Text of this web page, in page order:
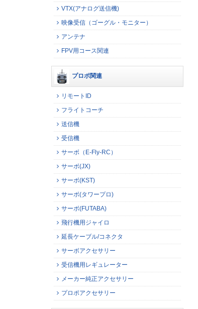
VTX(アナログ送信機)
映像受信（ゴーグル・モニター）
アンテナ
FPV用コース関連
プロポ関連
リモートID
フライトコーチ
送信機
受信機
サーボ（E-Fly-RC）
サーボ(JX)
サーボ(KST)
サーボ(タワープロ)
サーボ(FUTABA)
飛行機用ジャイロ
延長ケーブル/コネクタ
サーボアクセサリー
受信機用レギュレーター
メーカー純正アクセサリー
プロポアクセサリー